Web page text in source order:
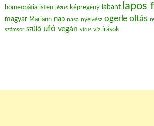
homeopátia isten jézus képregény labant lapos
magyar Mariann nap nasa nyelvész ogerle oltás
számsor szülő ufó vegán vírus víz írások